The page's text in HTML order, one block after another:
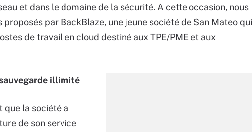
et dans le domaine de la sécurité. A cette occasion, nous
par BackBlaze, une jeune société de San Mateo qui
de travail en cloud destiné aux TPE/PME et aux
illimité
que la société a
de son service